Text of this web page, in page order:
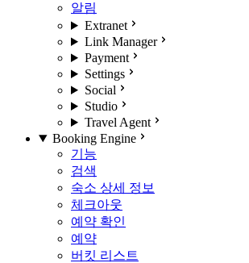
알림
Extranet
Link Manager
Payment
Settings
Social
Studio
Travel Agent
Booking Engine
기능
검색
숙소 상세 정보
체크아웃
예약 확인
예약
버킷 리스트